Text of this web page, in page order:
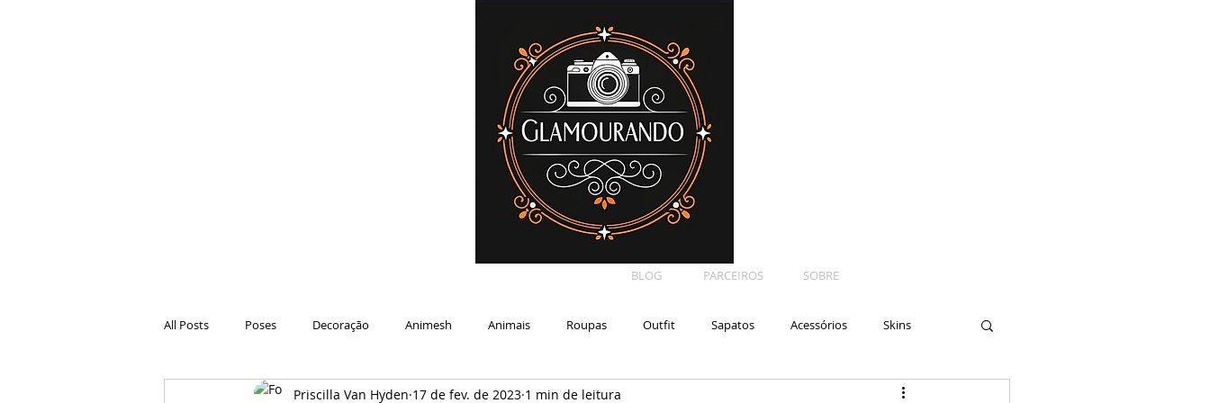
BLOG PARCEIROS SOBRE
All Posts Poses Decoração Animesh Animais Roupas Outfit Sapatos Acessórios Skins
Animações Danças Car Shape Makeup
Priscilla Van Hyden 17 de fev. de 2023 1 min de leitura